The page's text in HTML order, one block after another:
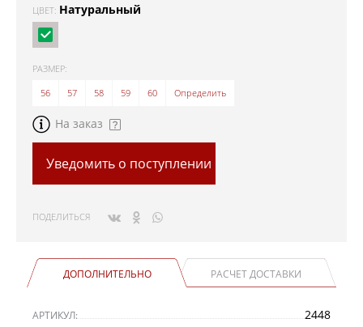
ЦВЕТ: Натуральный
РАЗМЕР:
56
57 58 59 60 Определить
На заказ
Уведомить о поступлении
ПОДЕЛИТЬСЯ
ДОПОЛНИТЕЛЬНО РАСЧЕТ ДОСТАВКИ
АРТИКУЛ: 2448